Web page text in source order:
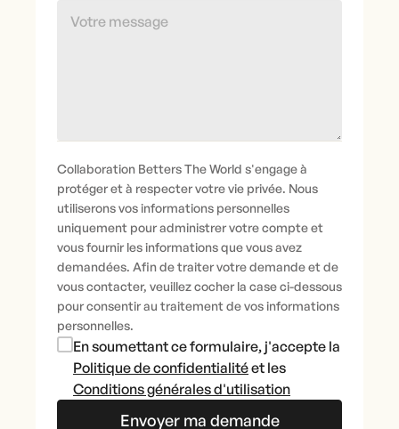
Collaboration Betters The World s'engage à
protéger et à respecter votre vie privée. Nous
utiliserons vos informations personnelles
uniquement pour administrer votre compte et
vous fournir les informations que vous avez
demandées. Afin de traiter votre demande et de
vous contacter, veuillez cocher la case ci-dessous
pour consentir au traitement de vos informations
personnelles.
En soumettant ce formulaire, j'accepte la
Politique de confidentialitéet les
Conditions générales d'utilisation
Envoyer ma demande